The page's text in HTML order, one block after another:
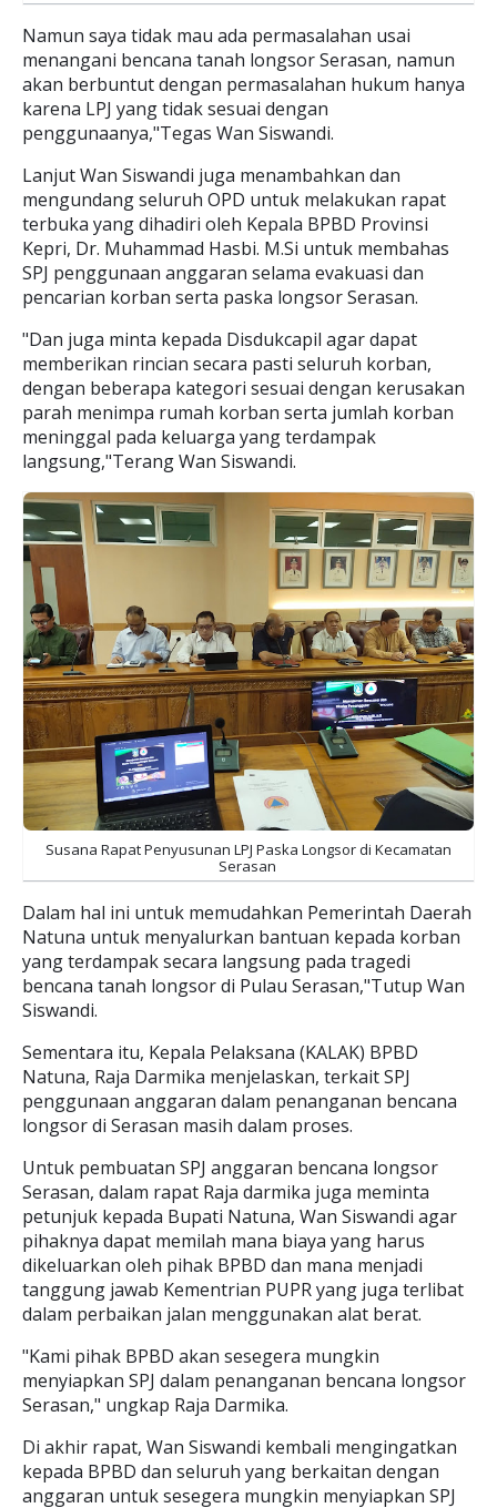
Namun saya tidak mau ada permasalahan usai
menangani bencana tanah longsor Serasan, namun
akan berbuntut dengan permasalahan hukum hanya
karena LPJ yang tidak sesuai dengan
penggunaanya,"Tegas Wan Siswandi.
Lanjut Wan Siswandi juga menambahkan dan
mengundang seluruh OPD untuk melakukan rapat
terbuka yang dihadiri oleh Kepala BPBD Provinsi
Kepri, Dr. Muhammad Hasbi. M.Si untuk membahas
SPJ penggunaan anggaran selama evakuasi dan
pencarian korban serta paska longsor Serasan.
"Dan juga minta kepada Disdukcapil agar dapat
memberikan rincian secara pasti seluruh korban,
dengan beberapa kategori sesuai dengan kerusakan
parah menimpa rumah korban serta jumlah korban
meninggal pada keluarga yang terdampak
langsung,"Terang Wan Siswandi.
Susana Rapat Penyusunan LPJ Paska Longsor di Kecamatan
Serasan
Dalam hal ini untuk memudahkan Pemerintah Daerah
Natuna untuk menyalurkan bantuan kepada korban
yang terdampak secara langsung pada tragedi
bencana tanah longsor di Pulau Serasan,"Tutup Wan
Siswandi.
Sementara itu, Kepala Pelaksana (KALAK) BPBD
Natuna, Raja Darmika menjelaskan, terkait SPJ
penggunaan anggaran dalam penanganan bencana
longsor di Serasan masih dalam proses.
Untuk pembuatan SPJ anggaran bencana longsor
Serasan, dalam rapat Raja darmika juga meminta
petunjuk kepada Bupati Natuna, Wan Siswandi agar
pihaknya dapat memilah mana biaya yang harus
dikeluarkan oleh pihak BPBD dan mana menjadi
tanggung jawab Kementrian PUPR yang juga terlibat
dalam perbaikan jalan menggunakan alat berat.
"Kami pihak BPBD akan sesegera mungkin
menyiapkan SPJ dalam penanganan bencana longsor
Serasan," ungkap Raja Darmika.
Di akhir rapat, Wan Siswandi kembali mengingatkan
kepada BPBD dan seluruh yang berkaitan dengan
anggaran untuk sesegera mungkin menyiapkan SPJ